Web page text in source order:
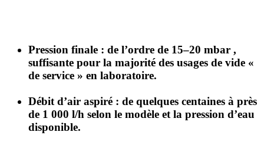
Pression finale : de l’ordre de 15–20 mbar ,
suffisante pour la majorité des usages de vide «
de service » en laboratoire.
Débit d’air aspiré : de quelques centaines à près
de 1 000 l/h selon le modèle et la pression d’eau
disponible.